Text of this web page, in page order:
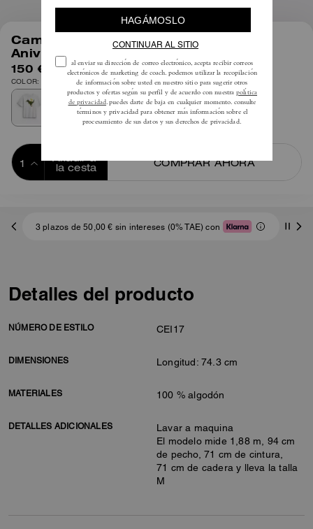
Camiseta Relaxed Rexy 10º
Aniversario En Algodón Orgánico
150 €
COLOR: Gris brezo
Añadir a
la cesta
COMPRAR AHORA
3 plazos de 50,00 € sin intereses (0% TAE) con
Detalles del producto
NÚMERO DE ESTILO CEI17
DIMENSIONES Longitud: 74.3 cm
MATERIALES 100 % algodón
DETALLES ADICIONALES
Lavar a maquina
El modelo mide 1,88 m, 94 cm
de pecho, 71 cm de cintura,
71 cm de cadera y lleva la talla
M